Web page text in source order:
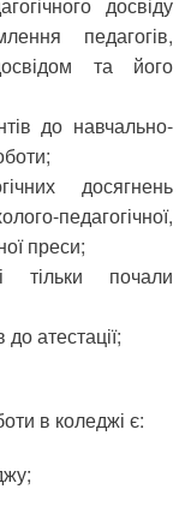
педагогів,
та його
до навчально-
досягнень
педагогічної,
преси;
тільки почали
атестації;
в коледжі є: